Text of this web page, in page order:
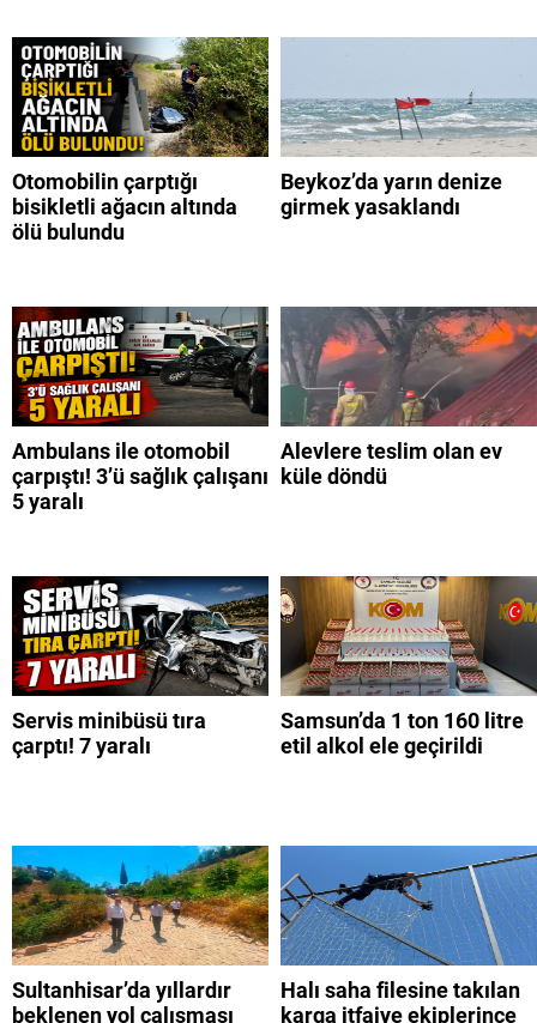
Otomobilin çarptığı
bisikletli ağacın altında
ölü bulundu
Beykoz’da yarın denize
girmek yasaklandı
Ambulans ile otomobil
çarpıştı! 3’ü sağlık çalışanı
5 yaralı
Alevlere teslim olan ev
küle döndü
Servis minibüsü tıra
çarptı! 7 yaralı
Samsun’da 1 ton 160 litre
etil alkol ele geçirildi
Sultanhisar’da yıllardır
beklenen yol çalışması
Halı saha filesine takılan
karga itfaiye ekiplerince